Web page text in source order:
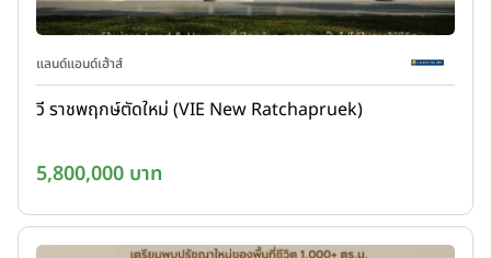
แลนด์แอนด์เฮ้าส์
วี ราชพฤกษ์ตัดใหม่ (VIE New Ratchapruek)
5,800,000 บาท